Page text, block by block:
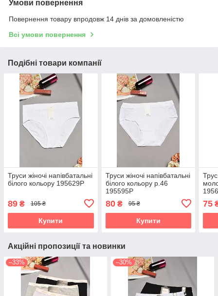
Умови повернення
Повернення товару впродовж 14 днів за домовленістю
Всі умови повернення
Подібні товари компанії
Труси жіночі напівбатальні
білого кольору 195629P
89 ₴ 105 ₴
Купити
Труси жіночі напівбатальні
білого кольору р.46
195595P
80₴ 95 ₴
Купити
75
Акційні пропозиції та новинки
–33% –30%